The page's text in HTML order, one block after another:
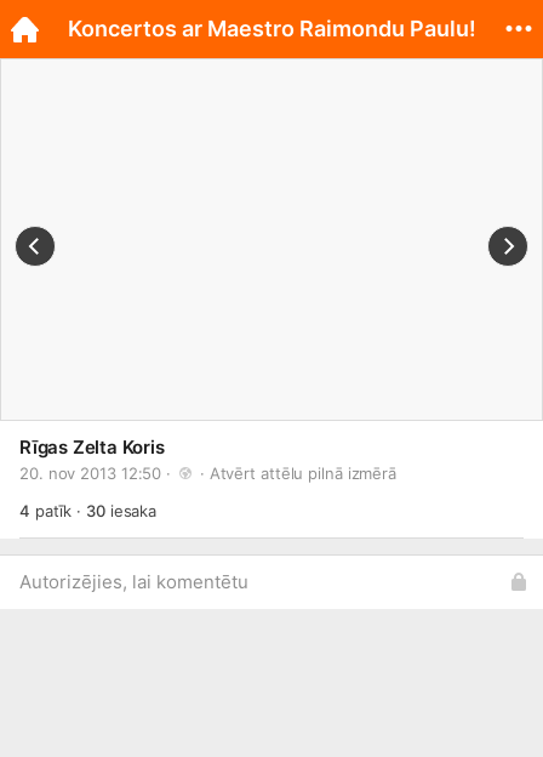
Rīgas Zelta Koris
20. nov 2013 12:50 · · Atvērt attēlu pilnā izmērā
4 patīk · 30iesaka
Autorizējies, lai komentētu
Koncertos ar Maestro Raimondu Paulu!